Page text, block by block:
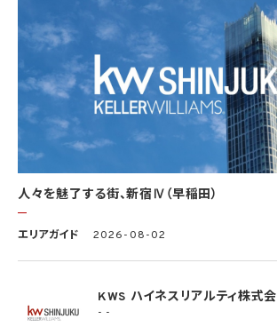
を学術研究目的で取得する必要があるとき（当該要配慮個人情
部が学術研究目的である場合を含み、個人の権利利益を不当に
場合を除きます。）（当該個人情報取扱事業者と当該学術研究機
究を行う場合に限ります。）
(3) 当該要配慮個人情報が、本人、国の機関、地方公共団体、学
保護法第57条第1項各号に掲げる者その他個人情報保護委員会
公開されている場合
(4) 本人を目視し、又は撮影することにより、その外形上明らか
する場合
(5) 第三者から要配慮個人情報の提供を受ける場合であって、
供が第8.1項各号のいずれかに該当するとき
5.3 当社は、第三者から個人情報の提供を受けるに際しては、
該個人情報の提供が第4.1項各号のいずれかに該当する場合又
(2) 当該第三者による当該個人情報の取得の経緯
人々を魅了する街、新宿Ⅳ（早稲田）
エリアガイド 2026-08-02
KWS ハイネスリアルティ株式
- -